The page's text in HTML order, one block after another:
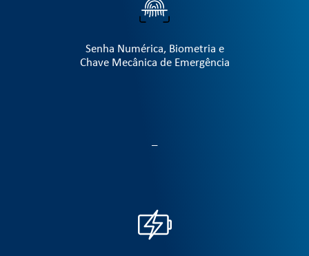
Senha Numérica, Biometria e
Chave Mecânica de Emergência
–